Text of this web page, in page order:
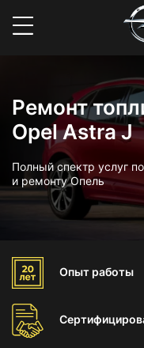
Ремонт
Opel Astra J
Полный спектр услуг
и ремонту Опель
Опыт работы